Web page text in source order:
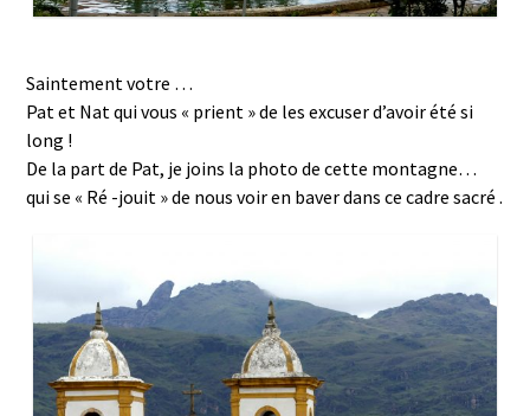
Saintement votre …
Pat et Nat qui vous « prient » de les excuser d’avoir été si
long !
De la part de Pat, je joins la photo de cette montagne…
qui se « Ré -jouit » de nous voir en baver dans ce cadre sacré .